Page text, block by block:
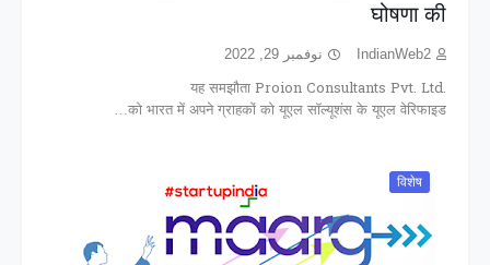
घोषणा की
IndianWeb2 نوفمبر 29, 2022
यह समझौता Proion Consultants Pvt. Ltd.
को भारत में अपने ग्राहकों को यूएल सॉल्यूशंस के यूएल वेरिफाइड…
विशेष